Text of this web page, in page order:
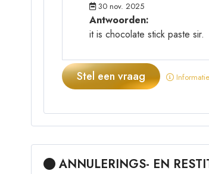
30 nov. 2025
Antwoorden:
it is chocolate stick paste sir.
Stel een vraag
ANNULERINGS- EN